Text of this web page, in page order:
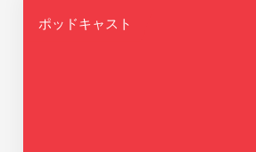
ポッドキャスト